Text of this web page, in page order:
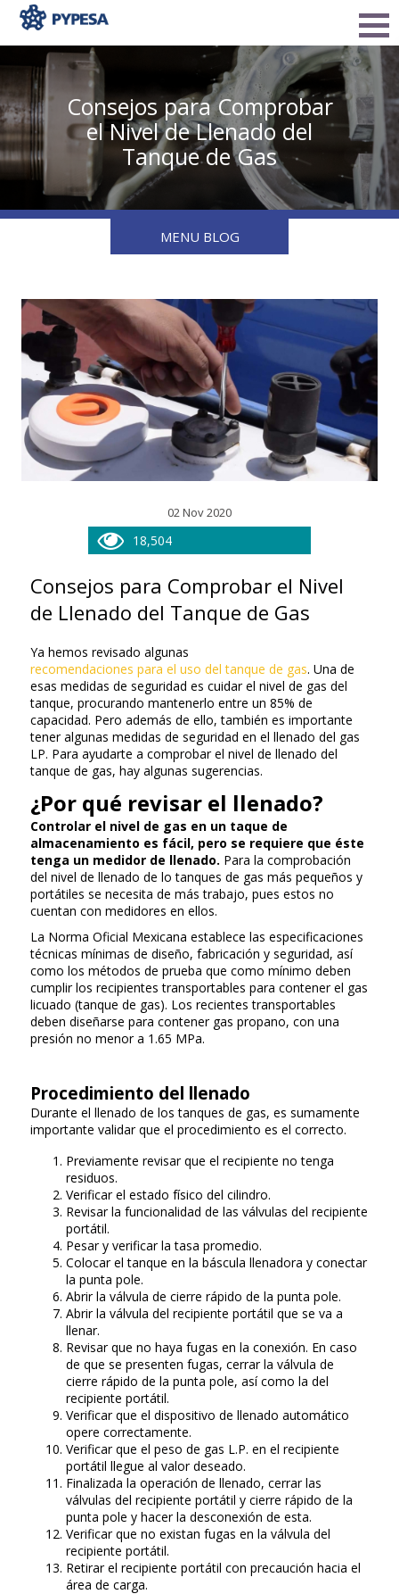
Consejos para Comprobar
el Nivel de Llenado del
Tanque de Gas
MENU BLOG
02 Nov 2020
18,504
Consejos para Comprobar el Nivel
de Llenado del Tanque de Gas
Ya hemos revisado algunas
recomendaciones para el uso del tanque de gas. Una de
esas medidas de seguridad es cuidar el nivel de gas del
tanque, procurando mantenerlo entre un 85% de
capacidad. Pero además de ello, también es importante
tener algunas medidas de seguridad en el llenado del gas
LP. Para ayudarte a comprobar el nivel de llenado del
tanque de gas, hay algunas sugerencias.
¿Por qué revisar el llenado?
Controlar el nivel de gas en un taque de
almacenamiento es fácil, pero se requiere que éste
tenga un medidor de llenado. Para la comprobación
del nivel de llenado de lo tanques de gas más pequeños y
portátiles se necesita de más trabajo, pues estos no
cuentan con medidores en ellos.
La Norma Oficial Mexicana establece las especificaciones
técnicas mínimas de diseño, fabricación y seguridad, así
como los métodos de prueba que como mínimo deben
cumplir los recipientes transportables para contener el gas
licuado (tanque de gas). Los recientes transportables
deben diseñarse para contener gas propano, con una
presión no menor a 1.65 MPa.
Procedimiento del llenado
Durante el llenado de los tanques de gas, es sumamente
importante validar que el procedimiento es el correcto.
Previamente revisar que el recipiente no tenga
residuos.
Verificar el estado físico del cilindro.
Revisar la funcionalidad de las válvulas del recipiente
portátil.
Pesar y verificar la tasa promedio.
Colocar el tanque en la báscula llenadora y conectar
la punta pole.
Abrir la válvula de cierre rápido de la punta pole.
Abrir la válvula del recipiente portátil que se va a
llenar.
Revisar que no haya fugas en la conexión. En caso
de que se presenten fugas, cerrar la válvula de
cierre rápido de la punta pole, así como la del
recipiente portátil.
Verificar que el dispositivo de llenado automático
opere correctamente.
Verificar que el peso de gas L.P. en el recipiente
portátil llegue al valor deseado.
Finalizada la operación de llenado, cerrar las
válvulas del recipiente portátil y cierre rápido de la
punta pole y hacer la desconexión de esta.
Verificar que no existan fugas en la válvula del
recipiente portátil.
Retirar el recipiente portátil con precaución hacia el
área de carga.